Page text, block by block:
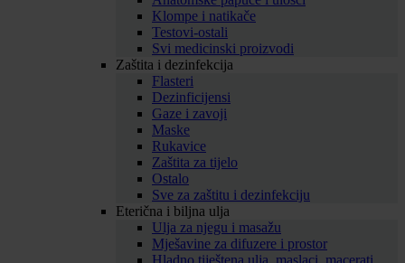
Klompe i natikače
Testovi-ostali
Svi medicinski proizvodi
Zaštita i dezinfekcija
Flasteri
Dezinficijensi
Gaze i zavoji
Maske
Rukavice
Zaštita za tijelo
Ostalo
Sve za zaštitu i dezinfekciju
Eterična i biljna ulja
Ulja za njegu i masažu
Mješavine za difuzere i prostor
Hladno tiještena ulja, maslaci, macerati